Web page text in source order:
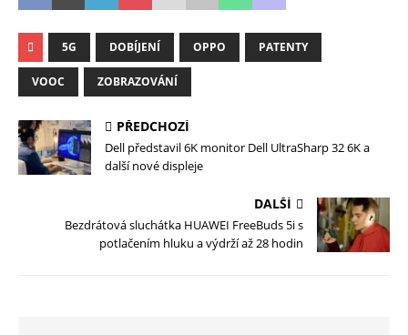
5G DOBÍJENÍ OPPO PATENTY
VOOC ZOBRAZOVÁNÍ
PŘEDCHOZÍ
Dell představil 6K monitor Dell UltraSharp 32 6K a
další nové displeje
DALŠÍ
Bezdrátová sluchátka HUAWEI FreeBuds 5i s
potlačením hluku a výdrží až 28 hodin